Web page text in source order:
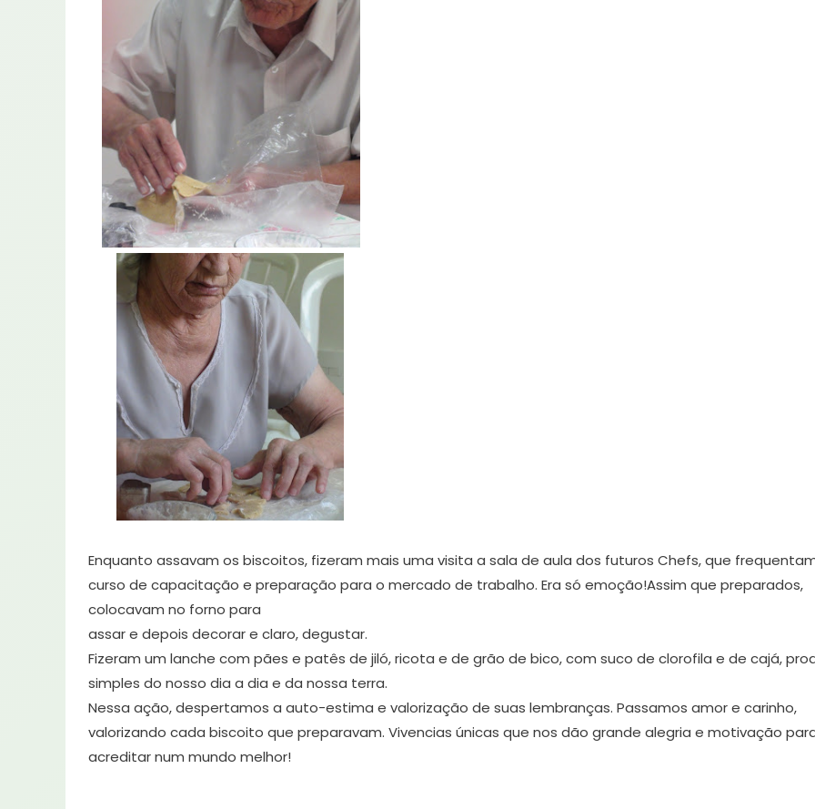
Enquanto assavam os biscoitos, fizeram mais uma visita a sala de aula dos futuros Chefs, que
curso de capacitação e preparação para o mercado de trabalho. Era só emoção!Assim que preparados,
colocavam no forno para
assar e depois decorar e claro, degustar.
Fizeram um lanche com pães e patês de jiló, ricota e de grão de bico, com suco de clorofila e de cajá,
simples do nosso dia a dia e da nossa terra.
Nessa ação, despertamos a auto-estima e valorização de suas lembranças. Passamos amor e carinho,
valorizando cada biscoito que preparavam. Vivencias únicas que nos dão grande alegria e motivação
acreditar num mundo melhor!